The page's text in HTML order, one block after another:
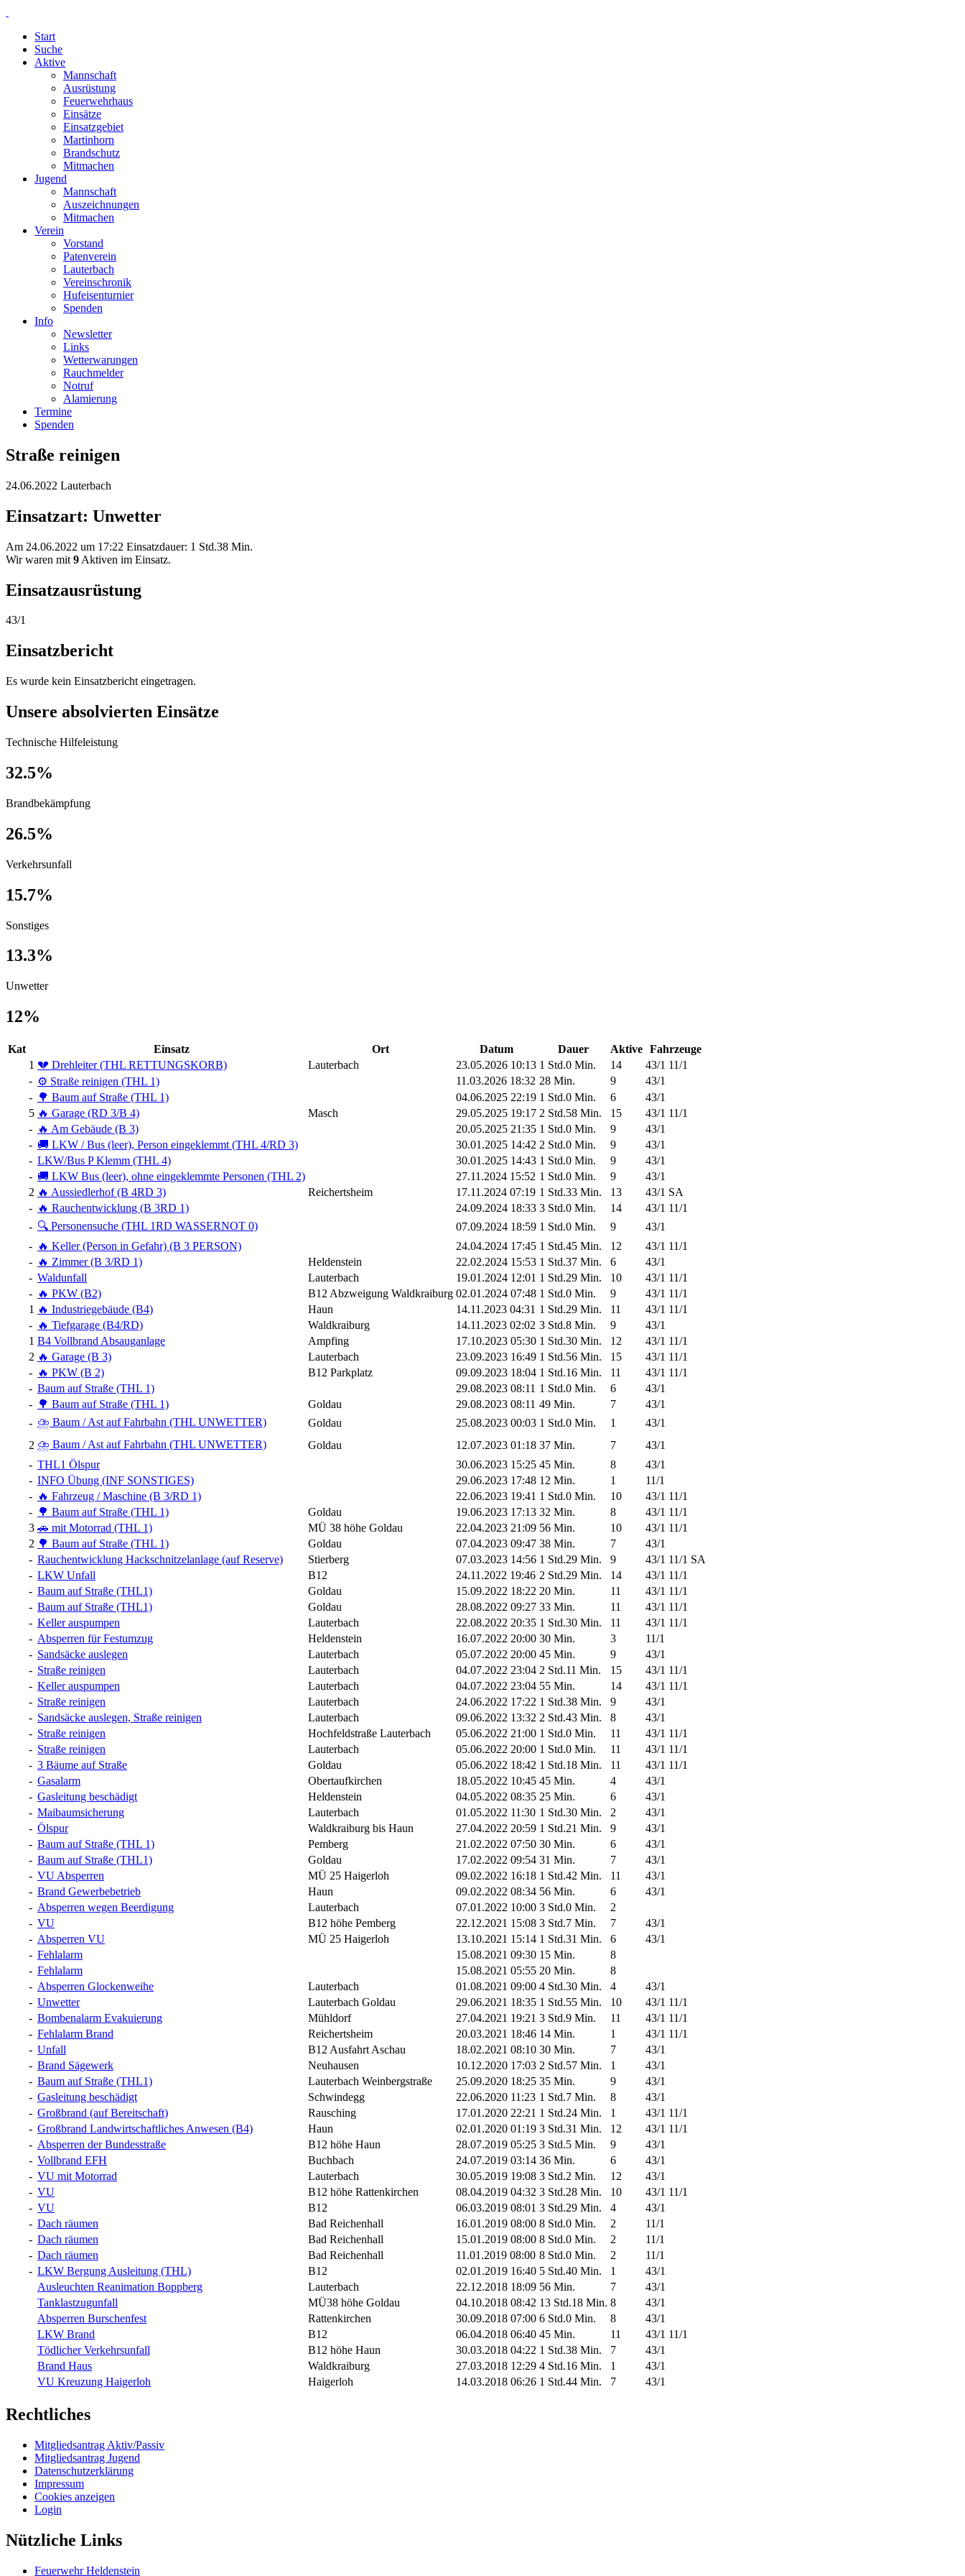
Start
Suche
Aktive
Mannschaft
Ausrüstung
Feuerwehrhaus
Einsätze
Einsatzgebiet
Martinhorn
Brandschutz
Mitmachen
Jugend
Mannschaft
Auszeichnungen
Mitmachen
Verein
Vorstand
Patenverein
Lauterbach
Vereinschronik
Hufeisenturnier
Spenden
Info
Newsletter
Links
Wetterwarungen
Rauchmelder
Notruf
Alamierung
Termine
Spenden
Straße reinigen
24.06.2022 Lauterbach
Einsatzart: Unwetter
Am 24.06.2022 um 17:22 Einsatzdauer: 1 Std.38 Min.
Wir waren mit 9 Aktiven im Einsatz.
Einsatzausrüstung
43/1
Einsatzbericht
Es wurde kein Einsatzbericht eingetragen.
Unsere absolvierten Einsätze
Technische Hilfeleistung
32.5%
Brandbekämpfung
26.5%
Verkehrsunfall
15.7%
Sonstiges
13.3%
Unwetter
12%
Kat Einsatz Ort Datum Dauer Aktive Fahrzeuge
1 💔 Drehleiter (THL RETTUNGSKORB) Lauterbach 23.05.2026 10:13 1 Std.0 Min. 14 43/1 11/1
- ⚙️ Straße reinigen (THL 1) 11.03.2026 18:32 28 Min. 9
43/1
- 🌳 Baum auf Straße (THL 1) 04.06.2025 22:19 1 Std.0 Min. 6
43/1
5 🔥 Garage (RD 3/B 4) Masch 29.05.2025 19:17 2 Std.58 Min. 15 43/1 11/1
- 🔥 Am Gebäude (B 3) 20.05.2025 21:35 1 Std.0 Min. 9
43/1
- 🚚 LKW / Bus (leer), Person eingeklemmt (THL 4/RD 3) 30.01.2025 14:42 2 Std.0 Min. 9
43/1
- LKW/Bus P Klemm (THL 4) 30.01.2025 14:43 1 Std.0 Min. 9
43/1
- 🚚 LKW Bus (leer), ohne eingeklemmte Personen (THL 2) 27.11.2024 15:52 1 Std.0 Min. 9
43/1
2 🔥 Aussiedlerhof (B 4RD 3) Reichertsheim 17.11.2024 07:19 1 Std.33 Min. 13 43/1 SA
- 🔥 Rauchentwicklung (B 3RD 1) 24.09.2024 18:33 3 Std.0 Min. 14 43/1 11/1
- 🔍 Personensuche (THL 1RD WASSERNOT 0) 07.09.2024 18:59 1 Std.0 Min. 9
43/1
- 🔥 Keller (Person in Gefahr) (B 3 PERSON) 24.04.2024 17:45 1 Std.45 Min. 12 43/1 11/1
- 🔥 Zimmer (B 3/RD 1) Heldenstein 22.02.2024 15:53 1 Std.37 Min. 6
43/1
- Waldunfall Lauterbach 19.01.2024 12:01 1 Std.29 Min. 10 43/1 11/1
- 🔥 PKW (B2) B12 Abzweigung Waldkraiburg 02.01.2024 07:48 1 Std.0 Min. 9 43/1 11/1
1 🔥 Industriegebäude (B4) Haun 14.11.2023 04:31 1 Std.29 Min. 11 43/1 11/1
- 🔥 Tiefgarage (B4/RD) Waldkraiburg 14.11.2023 02:02 3 Std.8 Min. 9
43/1
1 B4 Vollbrand Absauganlage Ampfing 17.10.2023 05:30 1 Std.30 Min. 12 43/1 11/1
2 🔥 Garage (B 3) Lauterbach 23.09.2023 16:49 1 Std.56 Min. 15 43/1 11/1
- 🔥 PKW (B 2) B12 Parkplatz 09.09.2023 18:04 1 Std.16 Min. 11 43/1 11/1
- Baum auf Straße (THL 1) 29.08.2023 08:11 1 Std.0 Min. 6
43/1
- 🌳 Baum auf Straße (THL 1) Goldau 29.08.2023 08:11 49 Min. 7
43/1
- ⛈️ Baum / Ast auf Fahrbahn (THL UNWETTER) Goldau 25.08.2023 00:03 1 Std.0 Min. 1
43/1
2 ⛈️ Baum / Ast auf Fahrbahn (THL UNWETTER) Goldau 12.07.2023 01:18 37 Min. 7
43/1
- THL1 Ölspur 30.06.2023 15:25 45 Min. 8
43/1
- INFO Übung (INF SONSTIGES) 29.06.2023 17:48 12 Min. 1
11/1
- 🔥 Fahrzeug / Maschine (B 3/RD 1) 22.06.2023 19:41 1 Std.0 Min. 10 43/1 11/1
- 🌳 Baum auf Straße (THL 1) Goldau 19.06.2023 17:13 32 Min. 8 43/1 11/1
3 🚗 mit Motorrad (THL 1) MÜ 38 höhe Goldau 22.04.2023 21:09 56 Min. 10 43/1 11/1
2 🌳 Baum auf Straße (THL 1) Goldau 07.04.2023 09:47 38 Min. 7
43/1
- Rauchentwicklung Hackschnitzelanlage (auf Reserve) Stierberg 07.03.2023 14:56 1 Std.29 Min. 9 43/1 11/1 SA
- LKW Unfall B12 24.11.2022 19:46 2 Std.29 Min. 14 43/1 11/1
- Baum auf Straße (THL1) Goldau 15.09.2022 18:22 20 Min. 11 43/1 11/1
- Baum auf Straße (THL1) Goldau 28.08.2022 09:27 33 Min. 11 43/1 11/1
- Keller auspumpen Lauterbach 22.08.2022 20:35 1 Std.30 Min. 11 43/1 11/1
- Absperren für Festumzug Heldenstein 16.07.2022 20:00 30 Min. 3
11/1
- Sandsäcke auslegen Lauterbach 05.07.2022 20:00 45 Min. 9
43/1
- Straße reinigen Lauterbach 04.07.2022 23:04 2 Std.11 Min. 15 43/1 11/1
- Keller auspumpen Lauterbach 04.07.2022 23:04 55 Min. 14 43/1 11/1
- Straße reinigen Lauterbach 24.06.2022 17:22 1 Std.38 Min. 9
43/1
- Sandsäcke auslegen, Straße reinigen Lauterbach 09.06.2022 13:32 2 Std.43 Min. 8
43/1
- Straße reinigen Hochfeldstraße Lauterbach 05.06.2022 21:00 1 Std.0 Min. 11 43/1 11/1
- Straße reinigen Lauterbach 05.06.2022 20:00 1 Std.0 Min. 11 43/1 11/1
- 3 Bäume auf Straße Goldau 05.06.2022 18:42 1 Std.18 Min. 11 43/1 11/1
- Gasalarm Obertaufkirchen 18.05.2022 10:45 45 Min. 4
43/1
- Gasleitung beschädigt Heldenstein 04.05.2022 08:35 25 Min. 6
43/1
- Maibaumsicherung Lauterbach 01.05.2022 11:30 1 Std.30 Min. 2
43/1
- Ölspur Waldkraiburg bis Haun 27.04.2022 20:59 1 Std.21 Min. 9
43/1
- Baum auf Straße (THL 1) Pemberg 21.02.2022 07:50 30 Min. 6
43/1
- Baum auf Straße (THL1) Goldau 17.02.2022 09:54 31 Min. 7
43/1
- VU Absperren MÜ 25 Haigerloh 09.02.2022 16:18 1 Std.42 Min. 11
43/1
- Brand Gewerbebetrieb Haun 09.02.2022 08:34 56 Min. 6
43/1
- Absperren wegen Beerdigung Lauterbach 07.01.2022 10:00 3 Std.0 Min.
2
- VU B12 höhe Pemberg 22.12.2021 15:08 3 Std.7 Min. 7
43/1
- Absperren VU MÜ 25 Haigerloh 13.10.2021 15:14 1 Std.31 Min. 6
43/1
- Fehlalarm 15.08.2021 09:30 15 Min.
8
- Fehlalarm 15.08.2021 05:55 20 Min.
8
- Absperren Glockenweihe Lauterbach 01.08.2021 09:00 4 Std.30 Min. 4
43/1
- Unwetter Lauterbach Goldau 29.06.2021 18:35 1 Std.55 Min. 10 43/1 11/1
- Bombenalarm Evakuierung Mühldorf 27.04.2021 19:21 3 Std.9 Min. 11 43/1 11/1
- Fehlalarm Brand Reichertsheim 20.03.2021 18:46 14 Min. 1 43/1 11/1
- Unfall B12 Ausfahrt Aschau 18.02.2021 08:10 30 Min. 7
43/1
- Brand Sägewerk Neuhausen 10.12.2020 17:03 2 Std.57 Min. 1
43/1
- Baum auf Straße (THL1) Lauterbach Weinbergstraße 25.09.2020 18:25 35 Min. 9
43/1
- Gasleitung beschädigt Schwindegg 22.06.2020 11:23 1 Std.7 Min. 8
43/1
- Großbrand (auf Bereitschaft) Rausching 17.01.2020 22:21 1 Std.24 Min. 1 43/1 11/1
- Großbrand Landwirtschaftliches Anwesen (B4) Haun 02.01.2020 01:19 3 Std.31 Min. 12 43/1 11/1
- Absperren der Bundesstraße B12 höhe Haun 28.07.2019 05:25 3 Std.5 Min. 9
43/1
- Vollbrand EFH Buchbach 24.07.2019 03:14 36 Min. 6
43/1
- VU mit Motorrad Lauterbach 30.05.2019 19:08 3 Std.2 Min. 12
43/1
- VU B12 höhe Rattenkirchen 08.04.2019 04:32 3 Std.28 Min. 10 43/1 11/1
- VU B12 06.03.2019 08:01 3 Std.29 Min. 4
43/1
- Dach räumen Bad Reichenhall 16.01.2019 08:00 8 Std.0 Min. 2
11/1
- Dach räumen Bad Reichenhall 15.01.2019 08:00 8 Std.0 Min. 2
11/1
- Dach räumen Bad Reichenhall 11.01.2019 08:00 8 Std.0 Min. 2
11/1
- LKW Bergung Ausleitung (THL) B12 02.01.2019 16:40 5 Std.40 Min. 1
43/1
Ausleuchten Reanimation Boppberg
Lauterbach 22.12.2018 18:09 56 Min. 7
43/1
Tanklastzugunfall
MÜ38 höhe Goldau 04.10.2018 08:42 13 Std.18 Min. 8
43/1
Absperren Burschenfest
Rattenkirchen 30.09.2018 07:00 6 Std.0 Min. 8
43/1
LKW Brand
B12 06.04.2018 06:40 45 Min. 11 43/1 11/1
Tödlicher Verkehrsunfall
B12 höhe Haun 30.03.2018 04:22 1 Std.38 Min. 7
43/1
Brand Haus
Waldkraiburg 27.03.2018 12:29 4 Std.16 Min. 1
43/1
VU Kreuzung Haigerloh
Haigerloh 14.03.2018 06:26 1 Std.44 Min. 7 43/1
Rechtliches
Mitgliedsantrag Aktiv/Passiv
Mitgliedsantrag Jugend
Datenschutzerklärung
Impressum
Cookies anzeigen
Login
Nützliche Links
Feuerwehr Heldenstein